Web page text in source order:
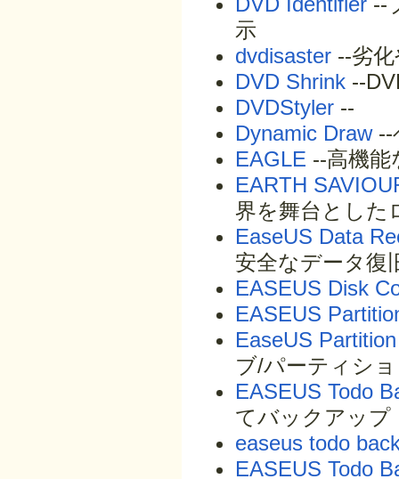
示
dvdisaster --劣
DVD Shrink --
DVDStyler --
Dynamic Draw--
EAGLE --高機
EARTH
界を舞台とした
EaseUS Data
安全なデータ復
EASEUS Disk
EASEUS
EaseUS
ブ/パーティシ
EASEUS Todo
てバックアップ
easeus todo
EASEUS Todo